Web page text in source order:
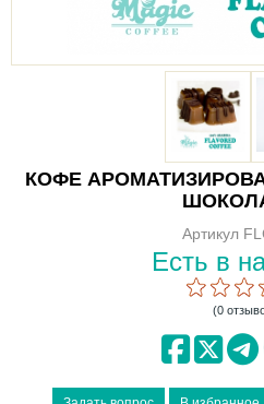
КОФЕ
Артикул
Есть в
(0